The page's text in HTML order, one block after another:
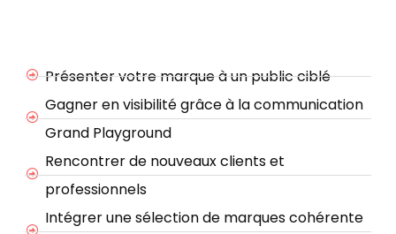
Présenter votre marque à un public ciblé
Gagner en visibilité grâce à la communication
Grand Playground
Rencontrer de nouveaux clients et
professionnels
Intégrer une sélection de marques cohérente